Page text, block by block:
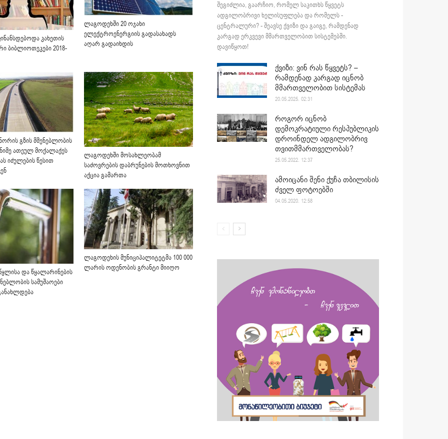
კახეთის
ბიბლიოთეკები 2018-
ლაგოდეხში 20 ოჯახი
ელექტროენერგიის გადასახადს
აღარ გადაიხდის
გზის მშენებლობის
ათეულ მოქალაქეს
იძულების წესით
ლაგოდეხში მოსახლეობამ
საძოვრების დაბრუნების მოთხოვნით
აქცია გამართა
და წყალარინების
სამუშაოები
ლაგოდეხის მუნიციპალიტეტმა 100 000
ლარის ოდენობის გრანტი მიიღო
შეგიძლია, გაარჩიო, რომელ საკითხს წყვეტს
ადგილობრივი ხელისუფლება და რომელს -
ცენტრალური? - შეავსე ქვიზი და გაიგე, რამდენად
კარგად ერკვევი მმართველობით სისტემებში.
დავიწყოთ!
ქვიზი: ვინ რას წყვეტს? –
რამდენად კარგად იცნობ
მმართველობით სისტემას
20.05.2025. 02:31
როგორ იცნობ
დემოკრატიული რესპუბლიკის
დროინდელ ადგილობრივ
თვითმმართველობას?
25.05.2022. 12:37
ამოიცანი შენი ქუჩა თბილისის
ძველ ფოტოებში
04.05.2020. 12:58